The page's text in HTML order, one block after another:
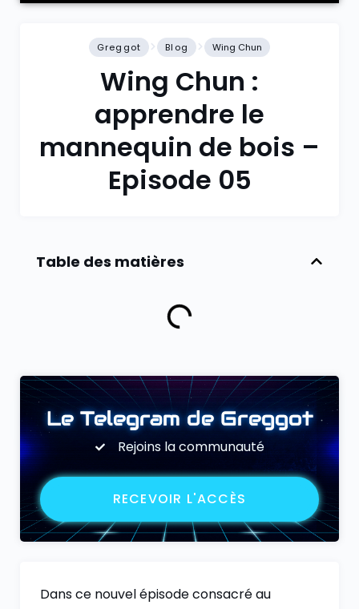
Greggot Blog Wing Chun
Wing Chun :
apprendre le
mannequin de bois –
Episode 05
Dans ce nouvel épisode consacré au
Table des matières
Le Telegram de Greggot
Rejoins la communauté
RECEVOIR L'ACCÈS